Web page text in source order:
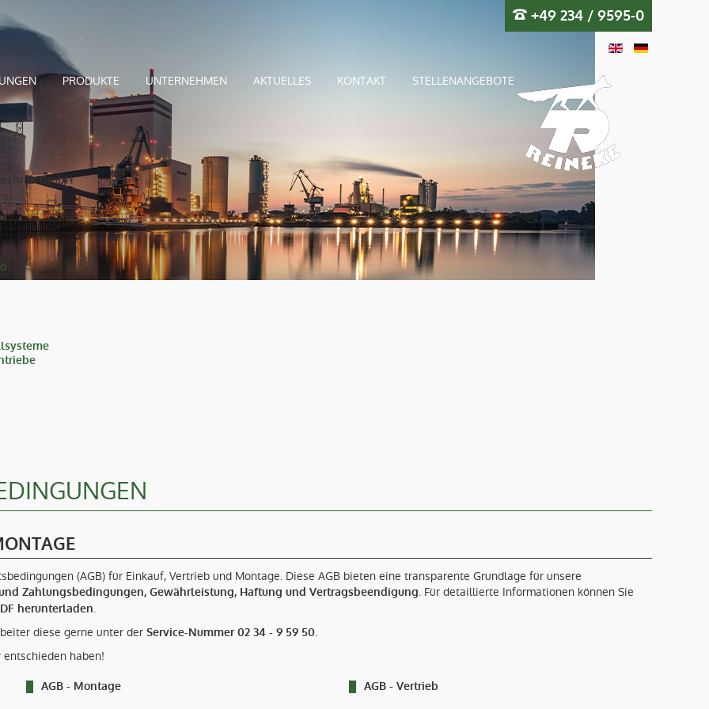
+49 234 / 9595-0
PRODUKTE UNTERNEHMEN AKTUELLES KONTAKT STELLENANGEBOTE
GmbH
5
(AGB) für Einkauf, Vertrieb und Montage. Diese AGB bieten eine transparente Grundlage für unsere
Zahlungsbedingungen, Gewährleistung, Haftung und Vertragsbeendigung. Für detaillierte Informationen können Sie
herunterladen.
diese gerne unter der Service-Nummer 02 34 - 9 59 50.
entschieden haben!
AGB - Montage AGB - Vertrieb